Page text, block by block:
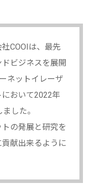
COOIは、最先
ビジネスを展開
ネットイレーザ
おいて2022年
した。
の発展と研究を
献出来るように